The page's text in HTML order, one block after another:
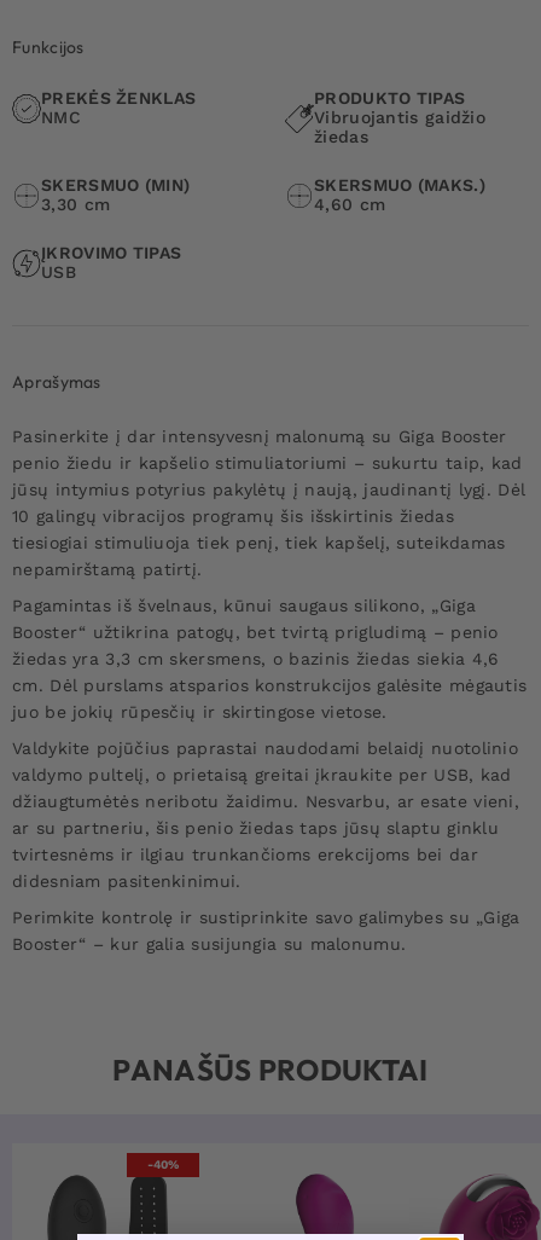
Funkcijos
PREKĖS ŽENKLAS
NMC
PRODUKTO TIPAS
Vibruojantis gaidžio
žiedas
SKERSMUO (MIN)
3,30 cm
SKERSMUO (MAKS.)
4,60 cm
ĮKROVIMO TIPAS
USB
Aprašymas
Pasinerkite į dar intensyvesnį malonumą su Giga Booster
penio žiedu ir kapšelio stimuliatoriumi – sukurtu taip, kad
jūsų intymius potyrius pakylėtų į naują, jaudinantį lygį. Dėl
10 galingų vibracijos programų šis išskirtinis žiedas
tiesiogiai stimuliuoja tiek penį, tiek kapšelį, suteikdamas
nepamirštamą patirtį.
Pagamintas iš švelnaus, kūnui saugaus silikono, „Giga
Booster“ užtikrina patogų, bet tvirtą prigludimą – penio
žiedas yra 3,3 cm skersmens, o bazinis žiedas siekia 4,6
cm. Dėl purslams atsparios konstrukcijos galėsite mėgautis
juo be jokių rūpesčių ir skirtingose vietose.
Valdykite pojūčius paprastai naudodami belaidį nuotolinio
valdymo pultelį, o prietaisą greitai įkraukite per USB, kad
džiaugtumėtės neribotu žaidimu. Nesvarbu, ar esate vieni,
ar su partneriu, šis penio žiedas taps jūsų slaptu ginklu
tvirtesnėms ir ilgiau trunkančioms erekcijoms bei dar
didesniam pasitenkinimui.
Perimkite kontrolę ir sustiprinkite savo galimybes su „Giga
Booster“ – kur galia susijungia su malonumu.
PANAŠŪS PRODUKTAI
-40%